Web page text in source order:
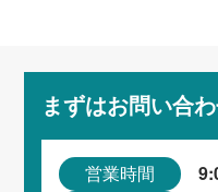
まずはお問い合
営業時間